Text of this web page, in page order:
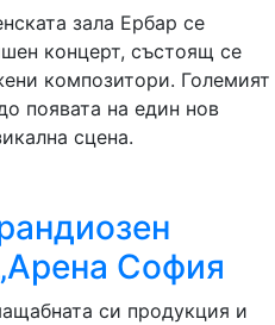
зала Ербар се
концерт, състоящ се
композитори. Големият
появата на един нов
сцена.
София
си продукция и